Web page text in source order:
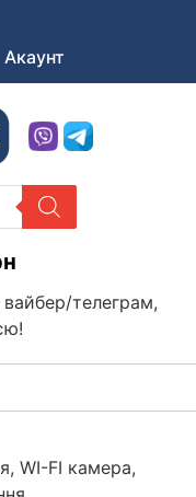
Акаунт
в Україні
телеграм,
WI-FI камера,